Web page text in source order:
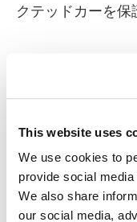
This website uses
We use cookies to
provide social
We also share
our social media,
クテッドカーを保
AVL
セキュリティ